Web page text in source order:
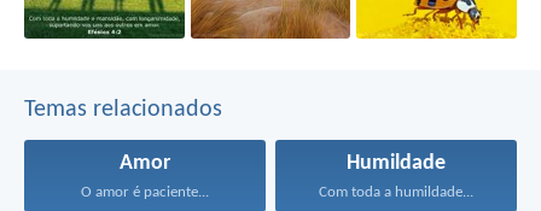
Temas relacionados
Amor
O amor é paciente...
Humildade
Com toda a humildade...